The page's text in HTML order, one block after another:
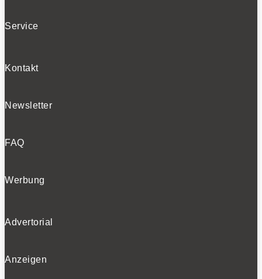
Service
Kontakt
Newsletter
FAQ
Werbung
Advertorial
Anzeigen